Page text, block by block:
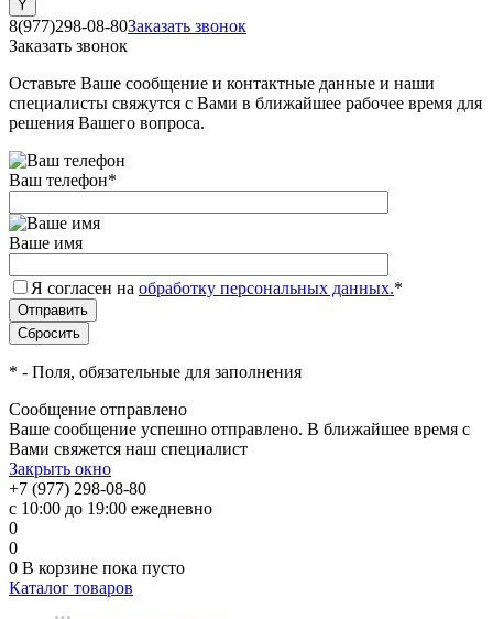
8(977)298-08-80Заказать звонок
Заказать звонок
Оставьте Ваше сообщение и контактные данные и наши
специалисты свяжутся с Вами в ближайшее рабочее время для
решения Вашего вопроса.
Ваш телефон*
Ваше имя
Я согласен на обработку персональных данных.*
* - Поля, обязательные для заполнения
Сообщение отправлено
Ваше сообщение успешно отправлено. В ближайшее время с
Вами свяжется наш специалист
Закрыть окно
+7 (977) 298-08-80
с 10:00 до 19:00 ежедневно
0
0
0 В корзине пока пусто
Каталог товаров